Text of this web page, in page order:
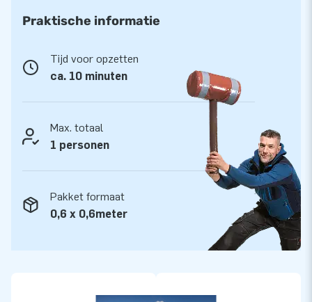
Praktische informatie
Tijd voor opzetten
ca. 10 minuten
Max. totaal
1 personen
Pakket formaat
0,6 x 0,6meter